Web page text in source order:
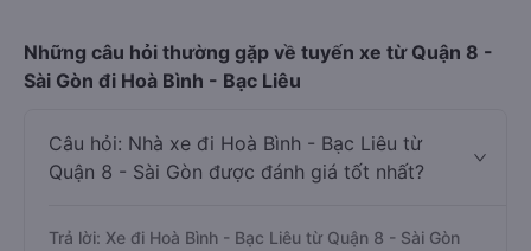
Những câu hỏi thường gặp về tuyến xe từ Quận 8 -
Sài Gòn đi Hoà Bình - Bạc Liêu
Câu hỏi: Nhà xe đi Hoà Bình - Bạc Liêu từ
Quận 8 - Sài Gòn được đánh giá tốt nhất?
Trả lời: Xe đi Hoà Bình - Bạc Liêu từ Quận 8 - Sài Gòn